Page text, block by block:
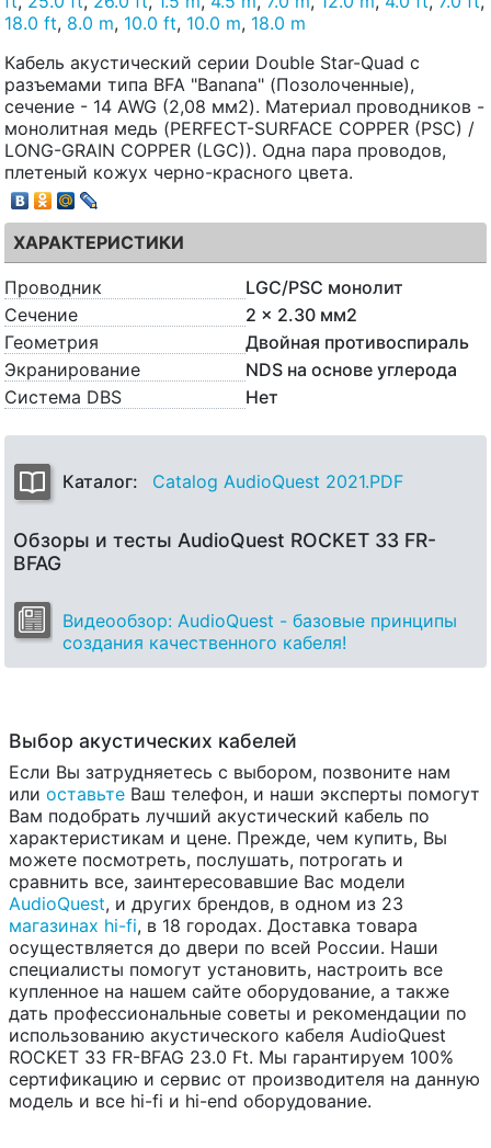
18.0 ft, 8.0 m, 10.0 ft, 10.0 m, 18.0 m
Кабель акустический серии Double Star-Quad с
разъемами типа BFA "Banana" (Позолоченные),
сечение - 14 AWG (2,08 мм2). Материал проводников -
монолитная медь (PERFECT-SURFACE COPPER (PSC) /
LONG-GRAIN COPPER (LGC)). Одна пара проводов,
плетеный кожух черно-красного цвета.
ХАРАКТЕРИСТИКИ
Проводник
LGC/PSC монолит
Сечение
2 x 2.30 мм2
Геометрия
Двойная противоспираль
Экранирование
NDS на основе углерода
Система DBS
Нет
Каталог: Catalog AudioQuest 2021.PDF
Обзоры и тесты AudioQuest ROCKET 33 FR-
BFAG
Видеообзор: AudioQuest - базовые принципы
создания качественного кабеля!
Выбор акустических кабелей
Если Вы затрудняетесь с выбором, позвоните нам
или оставьте Ваш телефон, и наши эксперты помогут
Вам подобрать лучший акустический кабель по
характеристикам и цене. Прежде, чем купить, Вы
можете посмотреть, послушать, потрогать и
сравнить все, заинтересовавшие Вас модели
AudioQuest, и других брендов, в одном из 23
магазинах hi-fi, в 18 городах. Доставка товара
осуществляется до двери по всей России. Наши
специалисты помогут установить, настроить все
купленное на нашем сайте оборудование, а также
дать профессиональные советы и рекомендации по
использованию акустического кабеля AudioQuest
ROCKET 33 FR-BFAG 23.0 Ft. Мы гарантируем 100%
сертификацию и сервис от производителя на данную
модель и все hi-fi и hi-end оборудование.